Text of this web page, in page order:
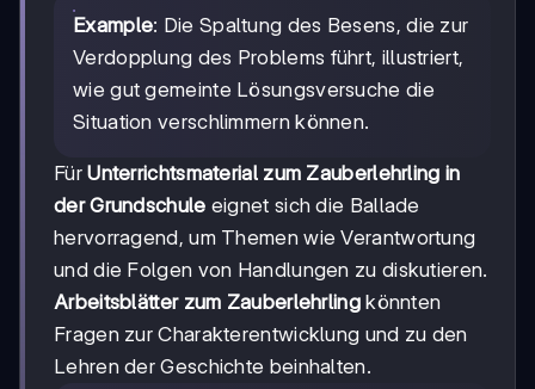
Example: Die Spaltung des Besens, die zur
Verdopplung des Problems führt, illustriert,
wie gut gemeinte Lösungsversuche die
Situation verschlimmern können.
FürUnterrichtsmaterial zum Zauberlehrling in
der Grundschule eignet sich die Ballade
hervorragend, um Themen wie Verantwortung
und die Folgen von Handlungen zu diskutieren.
Arbeitsblätter zum Zauberlehrlingkönnten
Fragen zur Charakterentwicklung und zu den
Lehren der Geschichte beinhalten.